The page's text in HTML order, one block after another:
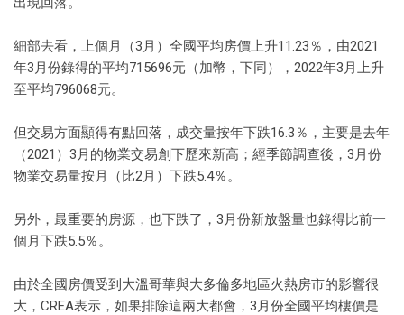
細部去看，上個月（3月）全國平均房價上升11.23％，由2021
年3月份錄得的平均715696元（加幣，下同），2022年3月上升
至平均796068元。
但交易方面顯得有點回落，成交量按年下跌16.3％，主要是去年
（2021）3月的物業交易創下歷來新高；經季節調查後，3月份
物業交易量按月（比2月）下跌5.4％。
另外，最重要的房源，也下跌了，3月份新放盤量也錄得比前一
個月下跌5.5％。
由於全國房價受到大溫哥華與大多倫多地區火熱房市的影響很
大，CREA表示，如果排除這兩大都會，3月份全國平均樓價是